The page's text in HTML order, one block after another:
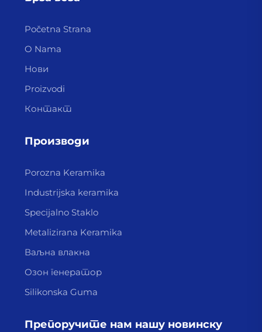
Početna Strana
O Nama
Нови
Proizvodi
Контакт
Производи
Porozna Keramika
Industrijska keramika
Specijalno Staklo
Metalizirana Keramika
Ваљна влакна
Озон генератор
Silikonska Guma
Препоручите нам нашу новинску